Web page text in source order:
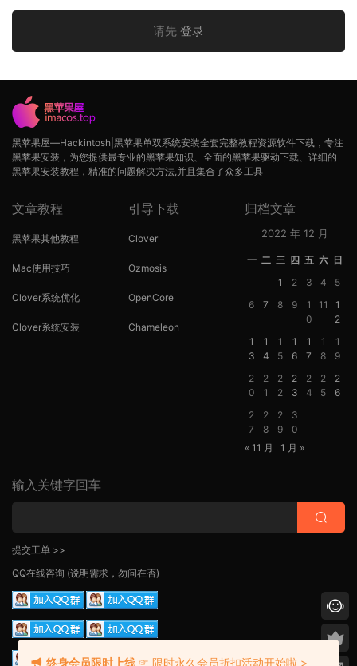
请先 登录
黑苹果屋—Hackintosh|黑苹果单双系统安装全套完整教程资源软件下载，专注
黑苹果安装，为您提供最专业的黑苹果知识、全面的黑苹果驱动下载、详细的
黑苹果安装教程，精准的问题解决方法,并且集合了众多工具
文章教程
黑苹果其他教程
Mac使用技巧
Clover系统优化
Clover系统安装
引导下载
Clover
Ozmosis
OpenCore
Chameleon
归档文章
2022 年 12 月
一 二 三 四 五 六 日
1
2 3 4
5
6
7 8 9
1
0
11
1
2
1
3
1
4
1
5
1
6
1
7
1
8
1
9
2
0
2
1
2
2
2
3
2
4
2
5
2
6
2
7
2
8
2
9
3
0
« 11 月
1 月 »
输入关键字回车
提交工单 >>
QQ在线咨询 (说明需求，勿问在否)
终身会员限时上线 ☞ 限时永久会员折扣活动开始啦 >